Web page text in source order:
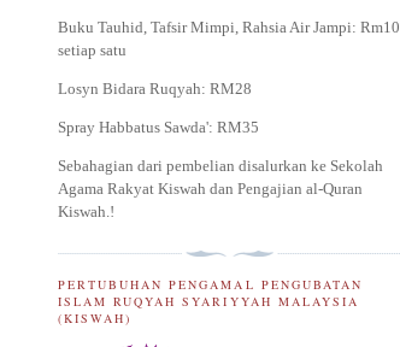
Buku Tauhid, Tafsir Mimpi, Rahsia Air Jampi: Rm10
setiap satu
Losyn Bidara Ruqyah: RM28
Spray Habbatus Sawda': RM35
Sebahagian dari pembelian disalurkan ke Sekolah
Agama Rakyat Kiswah dan Pengajian al-Quran
Kiswah.!
PERTUBUHAN PENGAMAL PENGUBATAN
ISLAM RUQYAH SYARIYYAH MALAYSIA
(KISWAH)